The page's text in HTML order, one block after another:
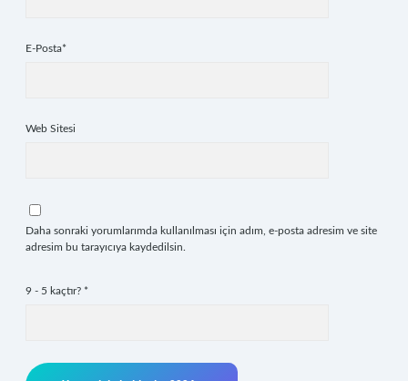
E-Posta*
Web Sitesi
Daha sonraki yorumlarımda kullanılması için adım, e-posta adresim ve site
adresim bu tarayıcıya kaydedilsin.
9 - 5 kaçtır? *